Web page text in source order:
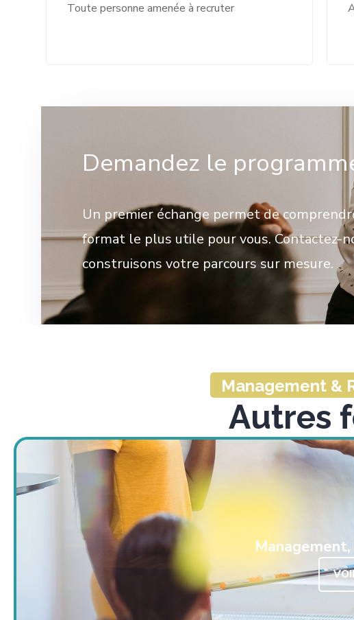
Toute personne amenée à recruter
Demandez le
Un premier échange permet de
format le plus utile pour vous. Contactez-
construisons votre parcours sur mesure.
Management &
Autres